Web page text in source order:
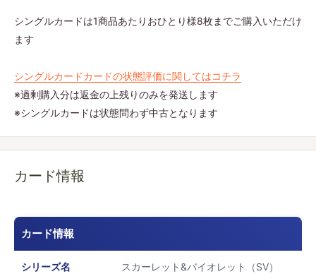
シングルカードは1商品あたりおひとり様8枚までご購入いただけ
ます
シングルカードカードの状態評価に関してはコチラ
※過剰購入分は返金の上残りのみを発送します
※シングルカードは状態問わず中古となります
カード情報
カード情報
シリーズ名 スカーレット&バイオレット（SV）